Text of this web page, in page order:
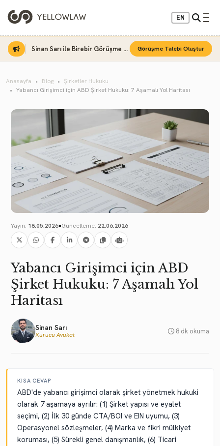
EN
Sinan Sarı ile Birebir Görüşme Fırsatı Görüşme Talebi Oluştur
Anasayfa Blog
Şirketler Hukuku
Yabancı Girişimci için ABD Şirket Hukuku: 7 Aşamalı Yol Haritası
Yayın: 18.05.2026•Güncelleme: 22.06.2026
Yabancı Girişimci için ABD
Şirket Hukuku: 7 Aşamalı Yol
Haritası
Sinan Sarı
Kurucu Avukat 8 dk okuma
KISA CEVAP
ABD'de yabancı girişimci olarak şirket yönetmek hukuki
olarak 7 aşamaya ayrılır: (1) Şirket yapısı ve eyalet
seçimi, (2) İlk 30 günde CTA/BOI ve EIN uyumu, (3)
Operasyonel sözleşmeler, (4) Marka ve fikri mülkiyet
koruması, (5) Sürekli genel danışmanlık, (6) Ticari